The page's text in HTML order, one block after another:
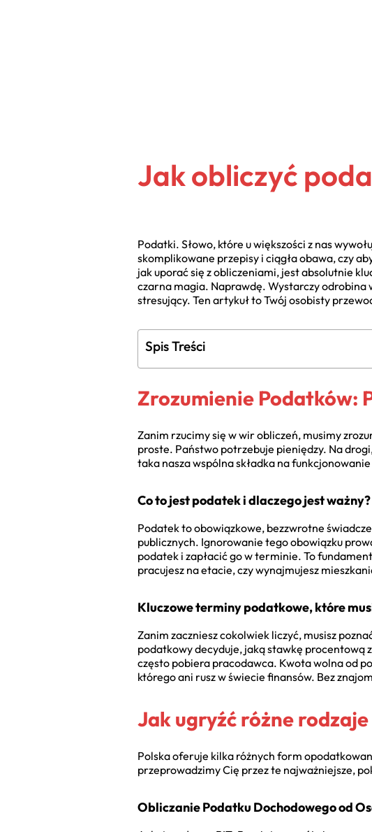
Jak obliczyć
Podatki. Słowo, które u większości z nas
skomplikowane przepisy i ciągła obawa, czy
jak uporać się z obliczeniami, jest absolutnie
czarna magia. Naprawdę. Wystarczy odrobina
stresujący. Ten artykuł to Twój osobisty
Spis Treści
Zrozumienie Podatków:
Zanim rzucimy się w wir obliczeń, musimy
proste. Państwo potrzebuje pieniędzy. Na
taka nasza wspólna składka na
Co to jest podatek i dlaczego jest ważny?
Podatek to obowiązkowe, bezzwrotne
publicznych. Ignorowanie tego obowiązku
podatek i zapłacić go w terminie. To
pracujesz na etacie, czy wynajmujesz
Kluczowe terminy podatkowe, które
Zanim zaczniesz cokolwiek liczyć, musisz
podatkowy decyduje, jaką stawkę procentową
często pobiera pracodawca. Kwota wolna od
którego ani rusz w świecie finansów. Bez
Jak ugryźć różne
Polska oferuje kilka różnych form
przeprowadzimy Cię przez te najważniejsze,
Obliczanie Podatku Dochodowego od